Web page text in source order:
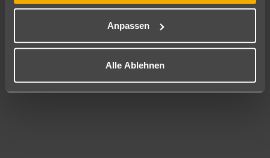
Anpassen
Alle Ablehnen
Tunesien - Hammamet
One Resort Premium Hammamet
4
7 Nächte∙All Inclusive plus
488€
pro Person